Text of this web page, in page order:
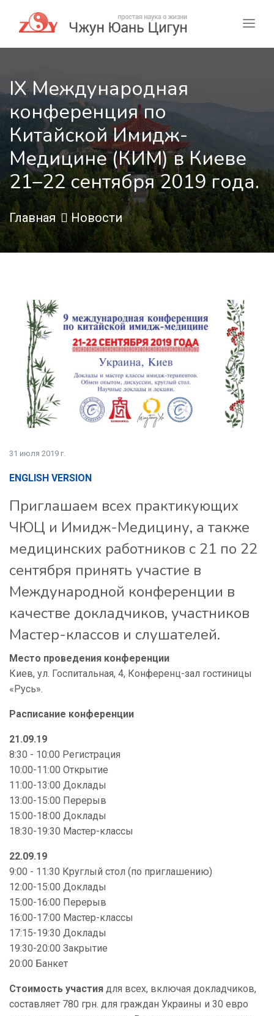
IX Международная
конференция по
Китайской Имидж-
Медицине (КИМ) в Киеве
21–22 сентября 2019 года.
Главная Новости
31 июля 2019 г.
ENGLISH VERSION
Приглашаем всех практикующих
ЧЮЦ и Имидж-Медицину, а также
медицинских работников с 21 по 22
сентября принять участие в
Международной конференции в
качестве докладчиков, участников
Мастер-классов и слушателей.
Место проведения конференции
Киев, ул. Госпитальная, 4, Конференц-зал гостиницы
«Русь».
Расписание конференции
21.09.19
8:30 - 10:00 Регистрация
10:00-11:00 Открытие
11:00-13:00 Доклады
13:00-15:00 Перерыв
15:00-18:00 Доклады
18:30-19:30 Мастер-классы
22.09.19
9:00 - 11:30 Круглый стол (по приглашению)
12:00-15:00 Доклады
15:00-16:00 Перерыв
16:00-17:00 Мастер-классы
17:15-19:30 Доклады
19:30-20:00 Закрытие
20:00 Банкет
Стоимость участия для всех, включая докладчиков,
составляет 780 грн. для граждан Украины и 30 евро